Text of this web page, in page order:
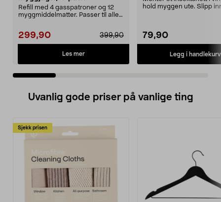
Refill med 4 gasspatroner og 12
myggmiddelmatter. Passer til alle
299,90 399,90
Les mer
hold myggen ute. Slipp
79,90
Legg i handlekurv
Uvanlig gode priser på vanlige ting
Sjekk prisen